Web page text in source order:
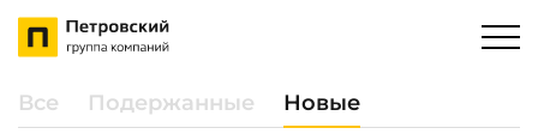
Все Подержанные Новые